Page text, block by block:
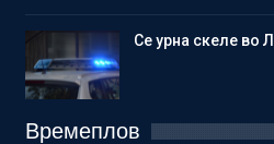
Се урна скеле во
Времеплов